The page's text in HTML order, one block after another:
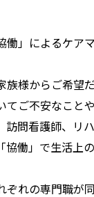
働」によるケア
族様からご希望
てご不安なこと
訪問看護師、リ
協働」で生活上
ぞれの専門職が